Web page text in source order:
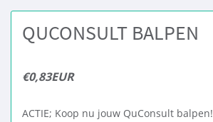
QUCONSULT BALPEN
€0,83EUR
ACTIE; Koop nu jouw QuConsult balpen!